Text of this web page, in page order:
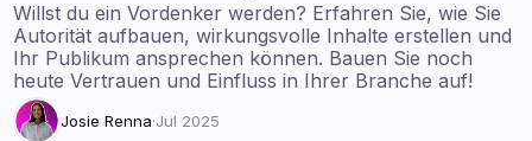
Willst du ein Vordenker werden? Erfahren Sie, wie Sie
Autorität aufbauen, wirkungsvolle Inhalte erstellen und
Ihr Publikum ansprechen können. Bauen Sie noch
heute Vertrauen und Einfluss in Ihrer Branche auf!
Josie Renna·Jul 2025